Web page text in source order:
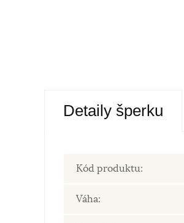
Detaily šperku
Kód produktu:
Váha: